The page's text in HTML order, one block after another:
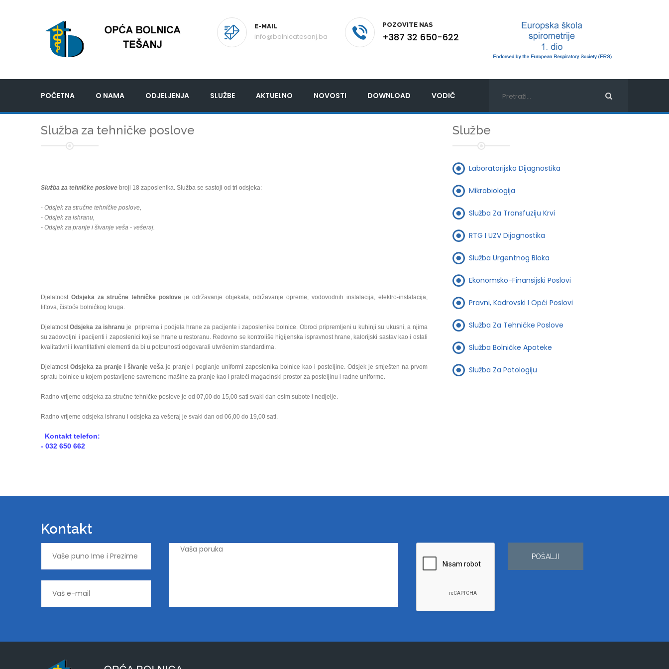
E-MAIL
info@bolnicatesanj.ba
POZOVITE NAS
+387 32 650-622
POČETNA O NAMA ODJELJENJA SLUŽBE AKTUELNO NOVOSTI DOWNLOAD VODIČ
Služba za tehničke poslove
Služba za tehničke poslove broji 18 zaposlenika. Služba se sastoji od tri odsjeka:
- Odsjek za stručne tehničke poslove,
- Odsjek za ishranu,
- Odsjek za pranje i šivanje veša - vešeraj.
Djelatnost Odsjeka za stručne tehničke poslove je održavanje objekata, održavanje opreme, vodovodnih instalacija, elektro-instalacija,
liftova, čistoće bolnićkog kruga.
DjelatnostOdsjeka za ishranu je priprema i podjela hrane za pacijente i zaposlenike bolnice. Obroci pripremljeni u kuhinji su ukusni, a njima
su zadovoljni i pacijenti i zaposlenici koji se hrane u restoranu. Redovno se kontroliše higijenska ispravnost hrane, kalorijski sastav kao i ostali
kvalitativni i kvantitativni elementi da bi u potpunosti odgovarali utvrðenim standardima.
Djelatnost Odsjeka za pranje i šivanje vešaje pranje i peglanje uniformi zaposlenika bolnice kao i posteljine. Odsjek je smješten na prvom
spratu bolnice u kojem postavljene savremene mašine za pranje kao i prateći magacinski prostor za posteljinu i radne uniforme.
Radno vrijeme odsjeka za stručne tehničke poslove je od 07,00 do 15,00 sati svaki dan osim subote i nedjelje.
Radno vrijeme odsjeka ishranu i odsjeka za vešeraj je svaki dan od 06,00 do 19,00 sati.
Kontakt telefon:
- 032 650 662
Službe
Laboratorijska Dijagnostika
Mikrobiologija
Služba Za Transfuziju Krvi
RTG I UZV Dijagnostika
Služba Urgentnog Bloka
Ekonomsko-Finansijski Poslovi
Pravni, Kadrovski I Opći Poslovi
Služba Za Tehničke Poslove
Služba Bolničke Apoteke
Služba Za Patologiju
Kontakt
POŠALJI